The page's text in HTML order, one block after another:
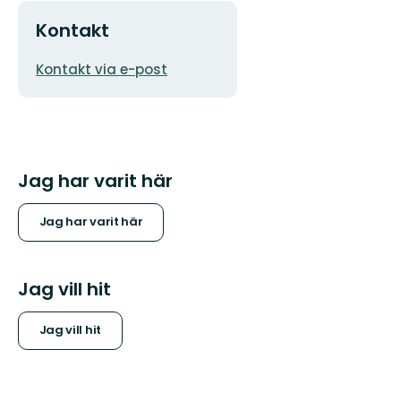
Kontakt
E-
Kontakt via e-post
Jag har varit här
Jag har varit här
Jag vill hit
Jag vill hit